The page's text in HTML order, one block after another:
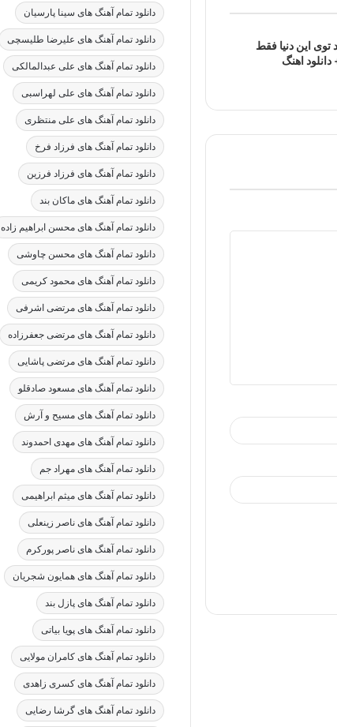
توی این دنیا فقط
اهنگ
دانلود تمام آهنگ های سینا پارسیان
دانلود تمام آهنگ های علیرضا طلیسچی
دانلود تمام آهنگ های علی عبدالمالکی
دانلود تمام آهنگ های علی لهراسبی
دانلود تمام آهنگ های علی منتظری
دانلود تمام آهنگ های فرزاد فرخ
دانلود تمام آهنگ های فرزاد فرزین
دانلود تمام آهنگ های ماکان بند
دانلود تمام آهنگ های محسن ابراهیم زاده
دانلود تمام آهنگ های محسن چاوشی
دانلود تمام آهنگ های محمود کریمی
دانلود تمام آهنگ های مرتضی اشرفی
دانلود تمام آهنگ های مرتضی جعفرزاده
دانلود تمام آهنگ های مرتضی پاشایی
دانلود تمام آهنگ های مسعود صادقلو
دانلود تمام آهنگ های مسیح و آرش
دانلود تمام آهنگ های مهدی احمدوند
دانلود تمام آهنگ های مهراد جم
دانلود تمام آهنگ های میثم ابراهیمی
دانلود تمام آهنگ های ناصر زینعلی
دانلود تمام آهنگ های ناصر پورکرم
دانلود تمام آهنگ های همایون شجریان
دانلود تمام آهنگ های پازل بند
دانلود تمام آهنگ های پویا بیاتی
دانلود تمام آهنگ های کامران مولایی
دانلود تمام آهنگ های کسری زاهدی
دانلود تمام آهنگ های گرشا رضایی